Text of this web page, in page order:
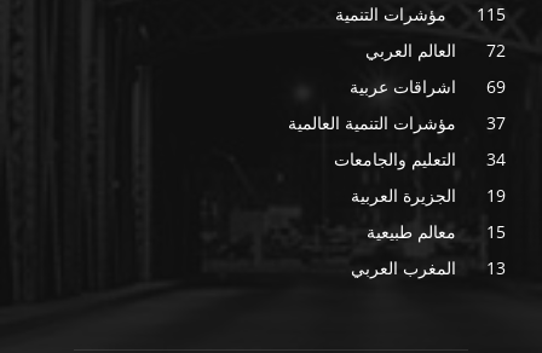
مؤشرات التنمية
115
العالم العربي
72
اشراقات عربية
69
مؤشرات التنمية العالمية
37
التعليم والجامعات
34
الجزيرة العربية
19
معالم طبيعية
15
المغرب العربي
13